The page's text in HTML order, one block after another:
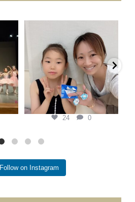
県外から私を見つけてくれて、
『この先生がいい！』と本人の意
思で通ってくれている生徒
...
7月 6
24 0
24 0
Follow on Instagram